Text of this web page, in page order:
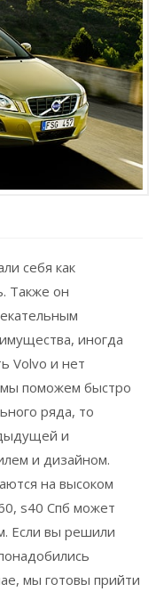
себя как
Также он
иногда
Volvo и нет
поможем быстро
ряда, то
и
и дизайном.
на высоком
s40 Спб может
Если вы решили
мы готовы прийти